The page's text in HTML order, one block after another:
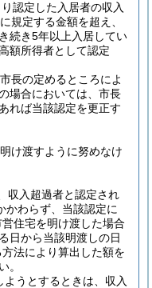
認定した入居者の収入
規定する金額を超え、
続き5年以上入居してい
額所得者として認定
長の定めるところによ
場合においては、市長
れば当該認定を更正す
け渡すように努めなけ
収入超過者と認定され
かわらず、当該認定に
住宅を明け渡した場合
日から当該明渡しの日
法により算出した額を
。
うとするときは、収入